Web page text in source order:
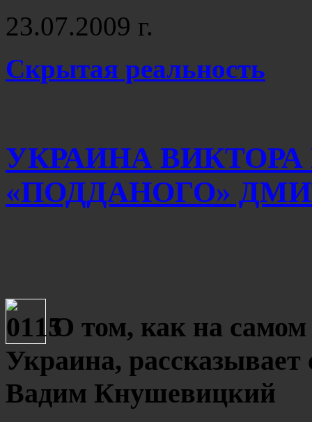
23.07.2009 г.
Скрытая реальность
УКРАИНА
«ПОДДАНОГО»
О том, как на самом
Украина, рассказывает
Вадим Кнушевицкий